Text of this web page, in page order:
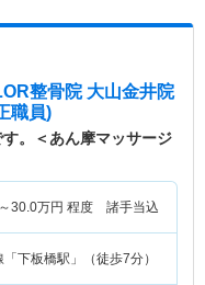
整骨院 大山金井院
職員)
す。＜あん摩マッサージ
30.0万円 程度 諸手当込
下板橋駅」（徒歩7分）